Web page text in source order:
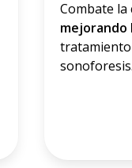
Combate
mejorando
sonoforesis.